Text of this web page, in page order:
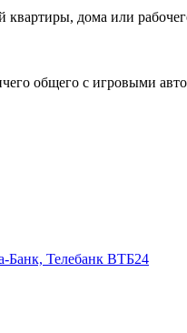
дома или
общего с игровыми